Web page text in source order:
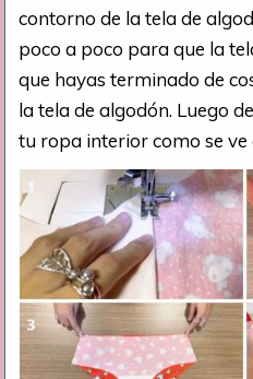
contorno de la tela de
poco a poco para que la
que hayas terminado de
la tela de algodón. Luego
tu ropa interior como se ve